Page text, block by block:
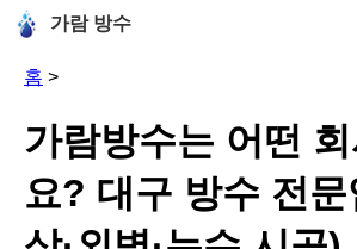
가람 방수
홈 >
가람방수는 어떤
요? 대구 방수 전